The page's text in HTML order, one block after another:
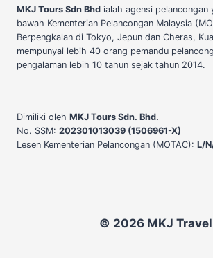
MKJ Tours Sdn Bhd ialah agensi
bawah Kementerian Pelancongan Malaysia
Berpengkalan di Tokyo, Jepun dan Cheras,
mempunyai lebih 40 orang pemandu
pengalaman lebih 10 tahun sejak tahun 2014.
Dimiliki oleh MKJ Tours Sdn. Bhd.
No. SSM: 202301013039 (1506961-X)
Lesen Kementerian Pelancongan (MOTAC): L/
© 2026 MKJ Travel